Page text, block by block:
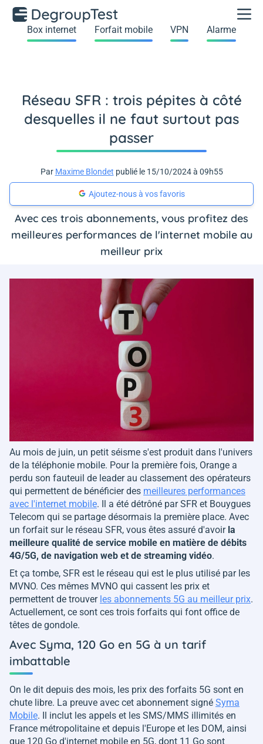
Box internet Forfait mobile VPN Alarme
Réseau SFR : trois pépites à côté
desquelles il ne faut surtout pas
passer
Par Maxime Blondet publié le 15/10/2024 à 09h55
Ajoutez-nous à vos favoris
Avec ces trois abonnements, vous profitez des
meilleures performances de l'internet mobile au
meilleur prix
Au mois de juin, un petit séisme s'est produit dans l'univers
de la téléphonie mobile. Pour la première fois, Orange a
perdu son fauteuil de leader au classement des opérateurs
qui permettent de bénéficier des meilleures performances
avec l'internet mobile. Il a été détrôné par SFR et Bouygues
Telecom qui se partage désormais la première place. Avec
un forfait sur le réseau SFR, vous êtes assuré d'avoir la
meilleure qualité de service mobile en matière de débits
4G/5G, de navigation web et de streaming vidéo.
Et ça tombe, SFR est le réseau qui est le plus utilisé par les
MVNO. Ces mêmes MVNO qui cassent les prix et
permettent de trouver les abonnements 5G au meilleur prix.
Actuellement, ce sont ces trois forfaits qui font office de
têtes de gondole.
Avec Syma, 120 Go en 5G à un tarif
imbattable
On le dit depuis des mois, les prix des forfaits 5G sont en
chute libre. La preuve avec cet abonnement signé Syma
Mobile. Il inclut les appels et les SMS/MMS illimités en
France métropolitaine et depuis l'Europe et les DOM, ainsi
que 120 Go d'internet mobile en 5G, dont 11 Go sont